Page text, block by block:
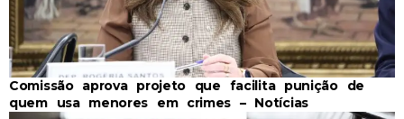
Comissão aprova projeto que facilita punição de
quem usa menores em crimes – Notícias